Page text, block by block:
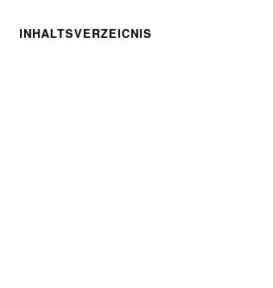
INHALTSVERZEICNIS